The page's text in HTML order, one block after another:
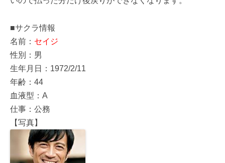
■サクラ情報
名前： セイジ
性別：男
生年月日：1972/2/11
年齢：44
血液型：A
仕事：公務
【写真】